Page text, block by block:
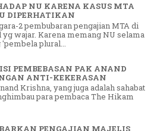
NU KARENA KASUS MTA
DIPERHATIKAN
2 pembubaran pengajian MTA di
yg wajar. Karena memang NU selama
plural...
PEMBEBASAN PAK ANAND
ANTI-KEKERASAN
Krishna, yang juga adalah sahabat
para pembaca The Hikam